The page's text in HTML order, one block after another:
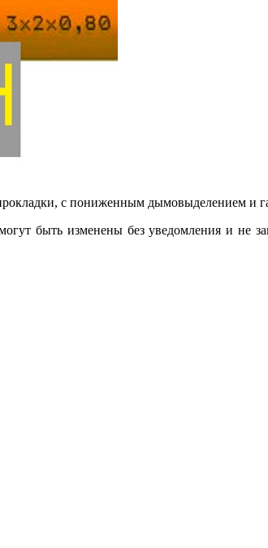
с пониженным дымовыделением и
быть изменены без уведомления и не